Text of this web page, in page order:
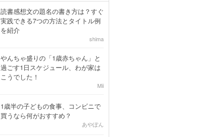
読書感想文の題名の書き方は？すぐ
実践できる7つの方法とタイトル例
を紹介
shima
やんちゃ盛りの「1歳赤ちゃん」と
過ごす1日スケジュール、わが家は
こうでした！
Mii
1歳半の子どもの食事、コンビニで
買うなら何がおすすめ？
あやぽん